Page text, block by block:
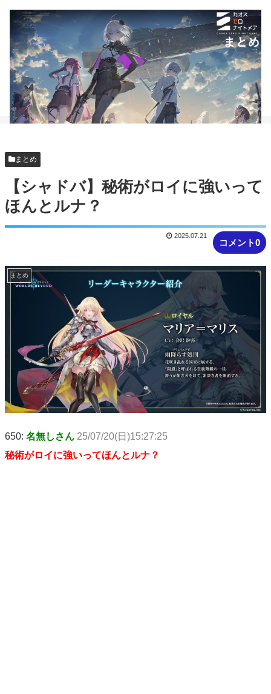
まとめ
【シャドバ】秘術がロイに強いって
ほんとルナ？
コメント0
2025.07.21
まとめ
650: 名無しさん 25/07/20(日)15:27:25
秘術がロイに強いってほんとルナ？